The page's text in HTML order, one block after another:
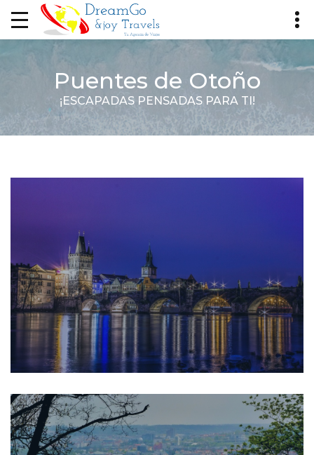
Puentes de Otoño
¡ESCAPADAS PENSADAS PARA TI!